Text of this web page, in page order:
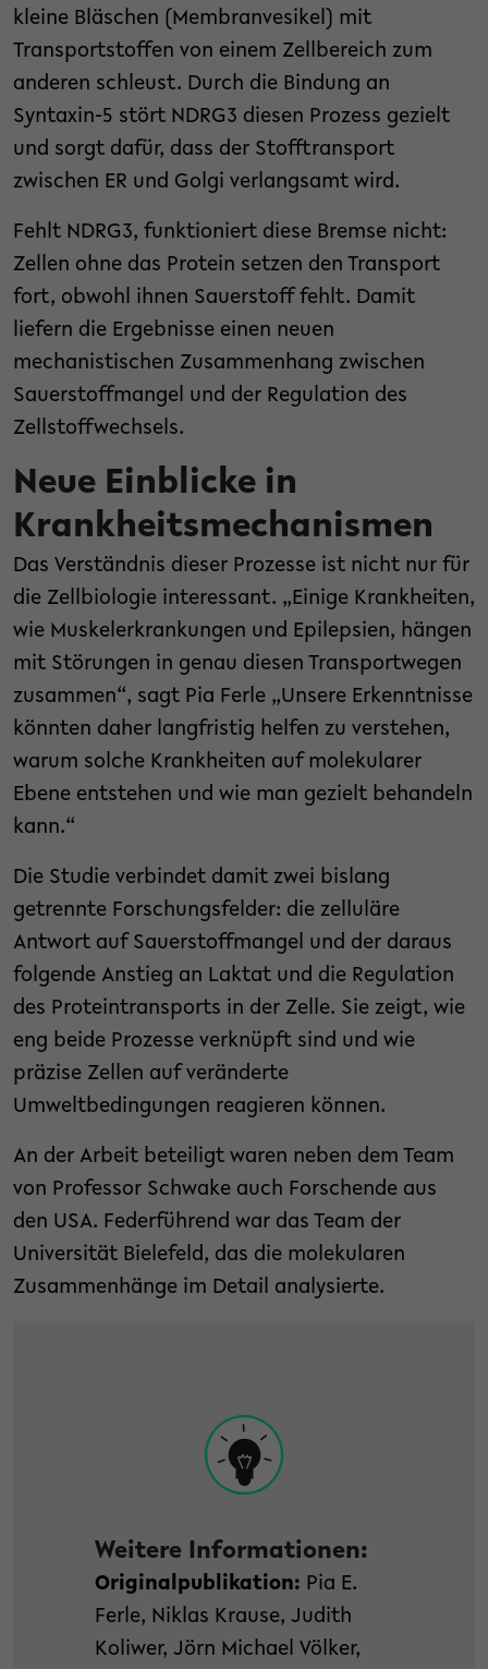
kleine Bläschen (Membranvesikel) mit
Transportstoffen von einem Zellbereich zum
anderen schleust. Durch die Bindung an
Syntaxin-5 stört NDRG3 diesen Prozess gezielt
und sorgt dafür, dass der Stofftransport
zwischen ER und Golgi verlangsamt wird.
Fehlt NDRG3, funktioniert diese Bremse nicht:
Zellen ohne das Protein setzen den Transport
fort, obwohl ihnen Sauerstoff fehlt. Damit
liefern die Ergebnisse einen neuen
mechanistischen Zusammenhang zwischen
Sauerstoffmangel und der Regulation des
Zellstoffwechsels.
Neue Einblicke in
Krankheitsmechanismen
Das Verständnis dieser Prozesse ist nicht nur für
die Zellbiologie interessant. „Einige Krankheiten,
wie Muskelerkrankungen und Epilepsien, hängen
mit Störungen in genau diesen Transportwegen
zusammen“, sagt Pia Ferle „Unsere Erkenntnisse
könnten daher langfristig helfen zu verstehen,
warum solche Krankheiten auf molekularer
Ebene entstehen und wie man gezielt behandeln
kann.“
Die Studie verbindet damit zwei bislang
getrennte Forschungsfelder: die zelluläre
Antwort auf Sauerstoffmangel und der daraus
folgende Anstieg an Laktat und die Regulation
des Proteintransports in der Zelle. Sie zeigt, wie
eng beide Prozesse verknüpft sind und wie
präzise Zellen auf veränderte
Umweltbedingungen reagieren können.
An der Arbeit beteiligt waren neben dem Team
von Professor Schwake auch Forschende aus
den USA. Federführend war das Team der
Universität Bielefeld, das die molekularen
Zusammenhänge im Detail analysierte.
Weitere Informationen:
Originalpublikation: Pia E.
Ferle, Niklas Krause, Judith
Koliwer, Jörn Michael Völker,